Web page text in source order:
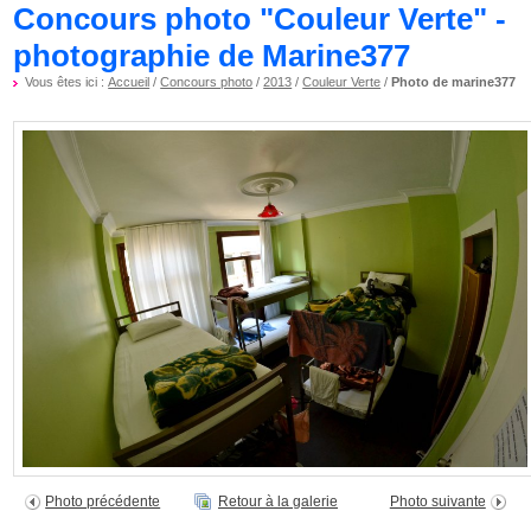
Concours photo "Couleur Verte" -
photographie de Marine377
Vous êtes ici :Accueil /Concours photo /2013 /Couleur Verte /Photo de marine377
Photo précédente Retour à la galerie Photo suivante